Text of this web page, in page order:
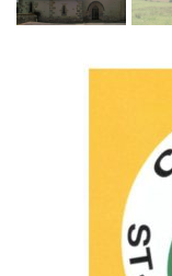
l'eau potable
qualité de l'eau
Santé (ARS)
synthèse,
toute unité de
protection,
Ces fiches de
liens ci-